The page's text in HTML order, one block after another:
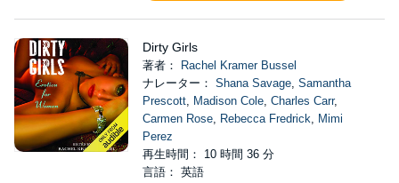
Dirty Girls
著者：
Rachel Kramer Bussel
ナレーター： Shana Savage, Samantha
Prescott, Madison Cole, Charles Carr,
Carmen Rose, Rebecca Fredrick, Mimi
Perez
再生時間： 10 時間 36 分
言語： 英語